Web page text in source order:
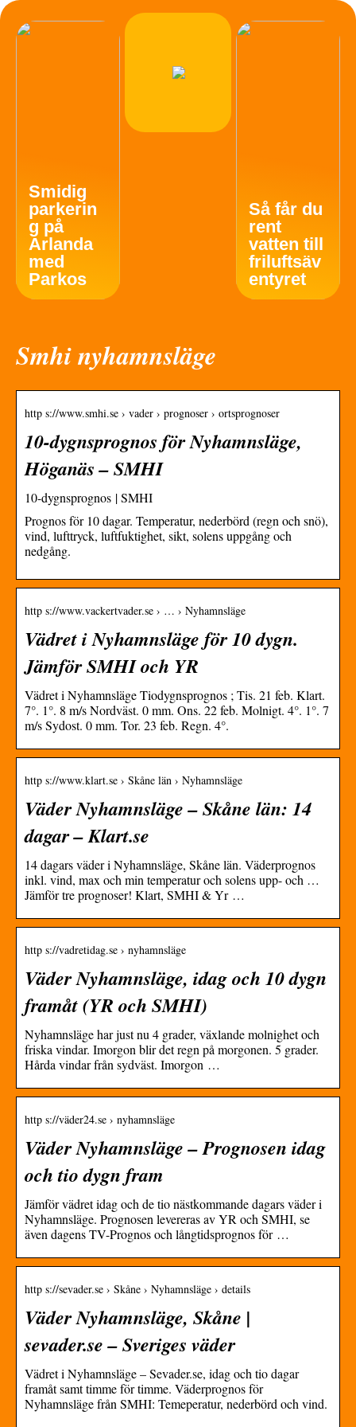
Smidig
parkerin
g på
Arlanda
med
Parkos
Så får du
rent
vatten till
friluftsäv
entyret
Smhi nyhamnsläge
http s://www.smhi.se › vader › prognoser › ortsprognoser
10-dygnsprognos för Nyhamnsläge,
Höganäs – SMHI
10-dygnsprognos | SMHI
Prognos för 10 dagar. Temperatur, nederbörd (regn och snö),
vind, lufttryck, luftfuktighet, sikt, solens uppgång och
nedgång.
http s://www.vackertvader.se › … › Nyhamnsläge
Vädret i Nyhamnsläge för 10 dygn.
Jämför SMHI och YR
Vädret i Nyhamnsläge Tiodygnsprognos ; Tis. 21 feb. Klart.
7°. 1°. 8 m/s Nordväst. 0 mm. Ons. 22 feb. Molnigt. 4°. 1°. 7
m/s Sydost. 0 mm. Tor. 23 feb. Regn. 4°.
http s://www.klart.se › Skåne län › Nyhamnsläge
Väder Nyhamnsläge – Skåne län: 14
dagar – Klart.se
14 dagars väder i Nyhamnsläge, Skåne län. Väderprognos
inkl. vind, max och min temperatur och solens upp- och …
Jämför tre prognoser! Klart, SMHI & Yr …
http s://vadretidag.se › nyhamnsläge
Väder Nyhamnsläge, idag och 10 dygn
framåt (YR och SMHI)
Nyhamnsläge har just nu 4 grader, växlande molnighet och
friska vindar. Imorgon blir det regn på morgonen. 5 grader.
Hårda vindar från sydväst. Imorgon …
http s://väder24.se › nyhamnsläge
Väder Nyhamnsläge – Prognosen idag
och tio dygn fram
Jämför vädret idag och de tio nästkommande dagars väder i
Nyhamnsläge. Prognosen levereras av YR och SMHI, se
även dagens TV-Prognos och långtidsprognos för …
http s://sevader.se › Skåne › Nyhamnsläge › details
Väder Nyhamnsläge, Skåne |
sevader.se – Sveriges väder
Vädret i Nyhamnsläge – Sevader.se, idag och tio dagar
framåt samt timme för timme. Väderprognos för
Nyhamnsläge från SMHI: Temeperatur, nederbörd och vind.